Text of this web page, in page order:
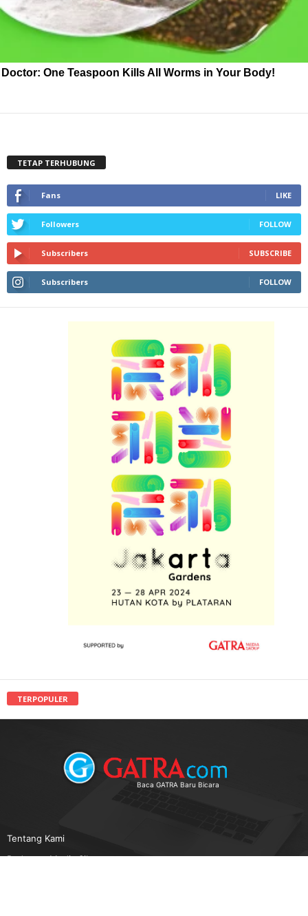
Doctor: One Teaspoon Kills All Worms in Your Body!
TETAP TERHUBUNG
Fans LIKE
Followers FOLLOW
Subscribers SUBSCRIBE
Subscribers FOLLOW
TERPOPULER
Baca GATRA Baru Bicara
Tentang Kami
Pedoman Media Siber